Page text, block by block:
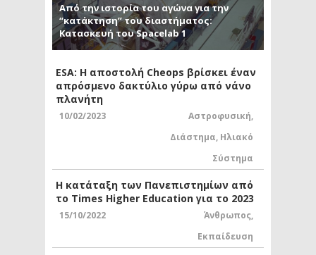
Από την ιστορία του αγώνα για την
“κατάκτηση” του διαστήματος:
Κατασκευή του Spacelab 1
ESA: Η αποστολή Cheops βρίσκει έναν
απρόσμενο δακτύλιο γύρω από νάνο
πλανήτη
10/02/2023 Αστροφυσική,
Διάστημα, Ηλιακό
Σύστημα
Η κατάταξη των Πανεπιστημίων από
το Times Higher Education για το 2023
15/10/2022 Άνθρωπος,
Εκπαίδευση